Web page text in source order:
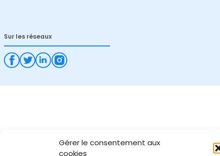
Gérer le consentement aux
cookies
Sur les réseaux